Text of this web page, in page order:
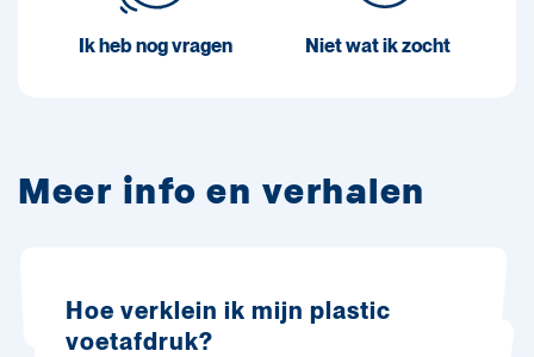
Ik heb nog vragen Niet wat ik zocht
Meer info en verhalen
Hoe verklein ik mijn plastic
voetafdruk?